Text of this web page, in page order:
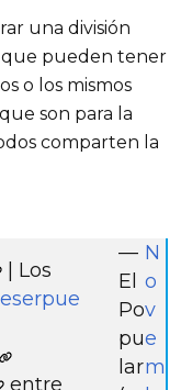
una división
que pueden tener
o los mismos
son para la
comparten la
| Los
entre
—
El
Po
pu
lar
N
o
v
e
m